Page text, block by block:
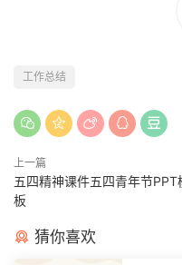
工作总结
上一篇
五四精神课件五四青年节PPT
板
猜你喜欢